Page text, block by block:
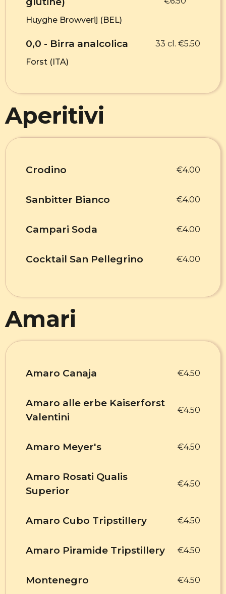
Huyghe Browverij (BEL)
0,0 - Birra analcolica
33 cl. €5.50
Forst (ITA)
Aperitivi
Crodino €4.00
Sanbitter Bianco €4.00
Campari Soda €4.00
Cocktail San Pellegrino €4.00
Amari
Amaro Canaja €4.50
Amaro alle erbe Kaiserforst
Valentini
€4.50
Amaro Meyer's €4.50
Amaro Rosati Qualis
Superior
€4.50
Amaro Cubo Tripstillery €4.50
Amaro Piramide Tripstillery €4.50
Montenegro €4.50